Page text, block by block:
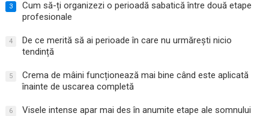
3
Cum să-ți organizezi o perioadă sabatică între două etape
profesionale
4
De ce merită să ai perioade în care nu urmărești nicio
tendință
5
Crema de mâini funcționează mai bine când este aplicată
înainte de uscarea completă
6 Visele intense apar mai des în anumite etape ale somnului